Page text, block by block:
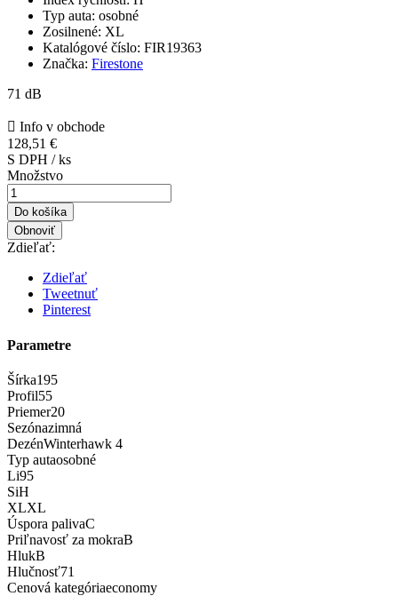
Typ auta: osobné
Zosilnené: XL
Katalógové číslo: FIR19363
Značka: Firestone
71 dB
 Info v obchode
128,51 €
S DPH / ks
Množstvo
Do košíka
Zdieľať:
Zdieľať
Tweetnuť
Pinterest
Parametre
Šírka195
Profil55
Priemer20
Sezónazimná
DezénWinterhawk 4
Typ autaosobné
Li95
SiH
XLXL
Úspora palivaC
Priľnavosť za mokraB
HlukB
Hlučnosť71
Cenová kategóriaeconomy